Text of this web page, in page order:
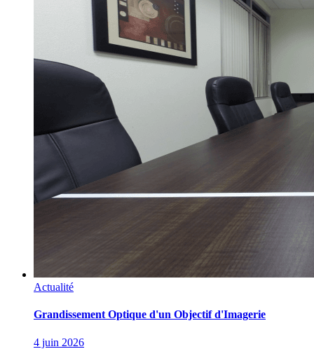
Actualité
Grandissement Optique d'un Objectif d'Imagerie
4 juin 2026